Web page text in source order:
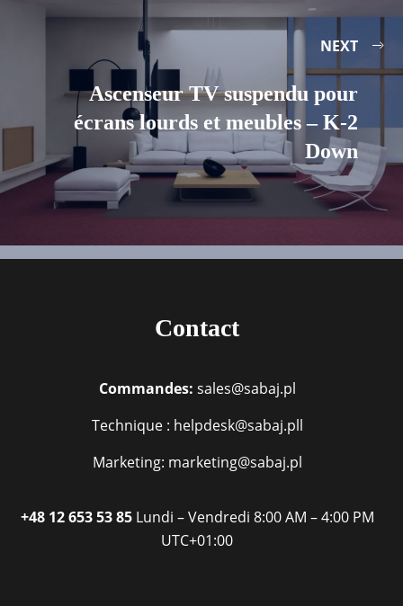
NEXT
Ascenseur TV suspendu pour
écrans lourds et meubles – K-2
Down
Contact
Commandes: sales@sabaj.pl
Technique : helpdesk@sabaj.pll
Marketing: marketing@sabaj.pl
+48 12 653 53 85 Lundi – Vendredi 8:00 AM – 4:00 PM
UTC+01:00